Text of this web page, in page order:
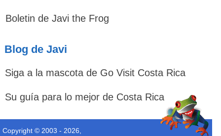
Boletin de Javi the Frog
Blog de Javi
Siga a la mascota de Go Visit Costa Rica
Su guía para lo mejor de Costa Rica
Copyright © 2003 - 2026,